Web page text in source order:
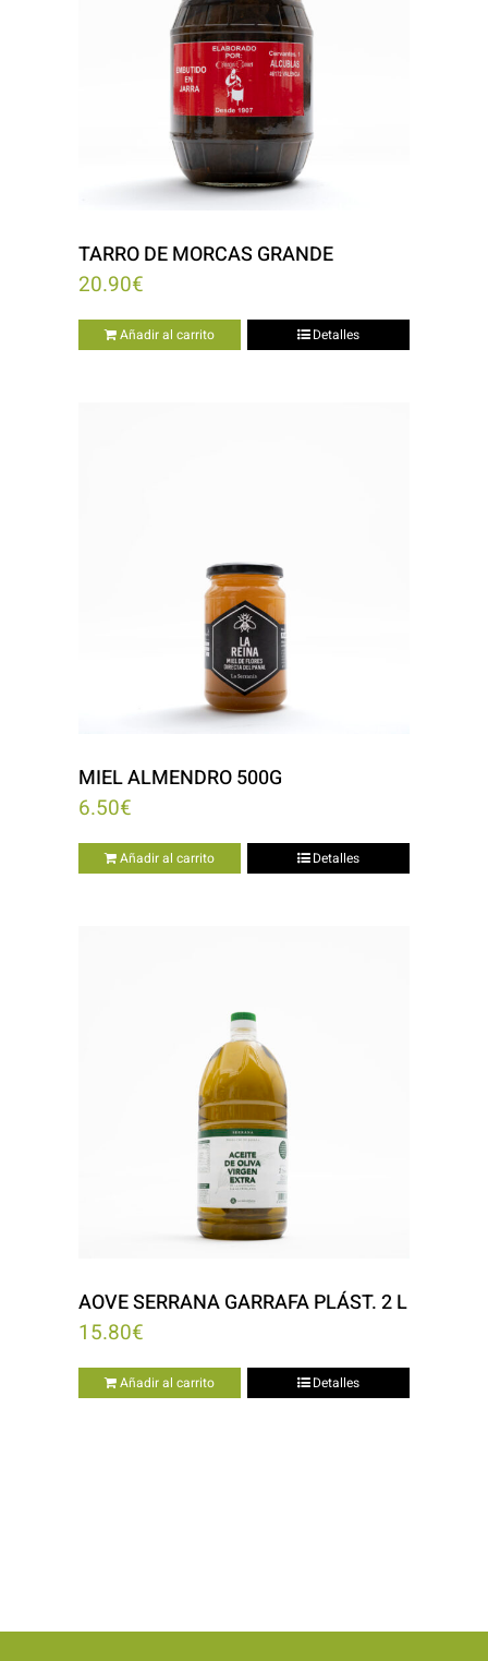
TARRO DE MORCAS GRANDE
20.90€
Añadir al carrito Detalles
MIEL ALMENDRO 500G
6.50€
Añadir al carrito Detalles
AOVE SERRANA GARRAFA PLÁST. 2 L
15.80€
Añadir al carrito Detalles